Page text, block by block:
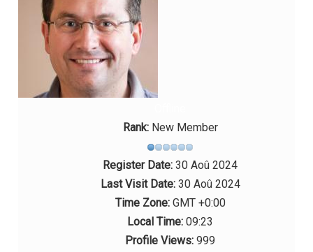
Rank: New Member
Register Date: 30 Aoû 2024
Last Visit Date: 30 Aoû 2024
Time Zone:GMT +0:00
Local Time: 09:23
Profile Views: 999